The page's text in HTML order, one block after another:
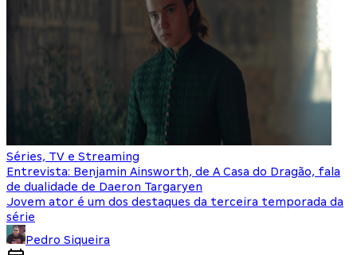
Séries, TV e Streaming
Entrevista: Benjamin Ainsworth, de A Casa do Dragão, fala
de dualidade de Daeron Targaryen
Jovem ator é um dos destaques da terceira temporada da
série
Pedro Siqueira